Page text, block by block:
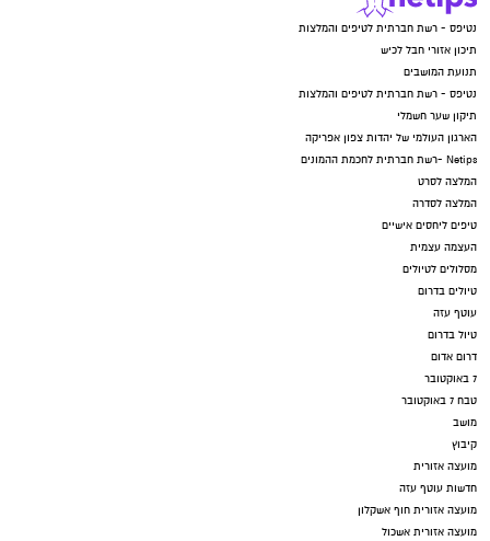
נטיפס - רשת חברתית לטיפים והמלצות
תיכון אזורי חבל לכיש
תנועת המושבים
נטיפס - רשת חברתית לטיפים והמלצות
תיקון שער חשמלי
הארגון העולמי של יהדות צפון אפריקה
Netips -רשת חברתית לחכמת ההמונים
המלצה לסרט
המלצה לסדרה
טיפים ליחסים אישיים
העצמה עצמית
מסלולים לטיולים
טיולים בדרום
עוטף עזה
טיול בדרום
דרום אדום
7 באוקטובר
טבח 7 באוקטובר
מושב
קיבוץ
מועצה אזורית
חדשות עוטף עזה
מועצה אזורית חוף אשקלון
מועצה אזורית אשכול